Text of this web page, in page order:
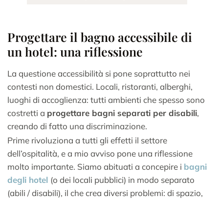
Progettare il bagno accessibile di
un hotel: una riflessione
La questione accessibilità si pone soprattutto nei
contesti non domestici. Locali, ristoranti, alberghi,
luoghi di accoglienza: tutti ambienti che spesso sono
costretti a progettare bagni separati per disabili,
creando di fatto una discriminazione.
Prime rivoluziona a tutti gli effetti il settore
dell’ospitalità, e a mio avviso pone una riflessione
molto importante. Siamo abituati a concepire i bagni
degli hotel (o dei locali pubblici) in modo separato
(abili / disabili), il che crea diversi problemi: di spazio,